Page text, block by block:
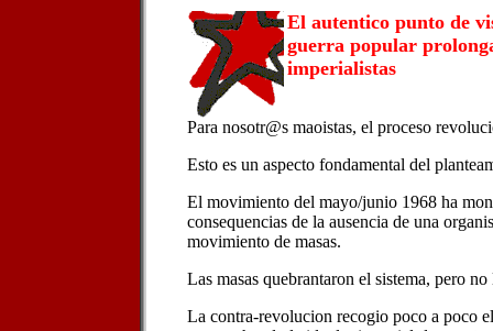
El autentico punto de
guerra popular
imperialistas
Para nosotr@s maoistas, el proceso
Esto es un aspecto fondamental del
El movimiento del mayo/junio 1968 ha
consequencias de la ausencia de una
movimiento de masas.
Las masas quebrantaron el sistema, pero
La contra-revolucion recogio poco a poco